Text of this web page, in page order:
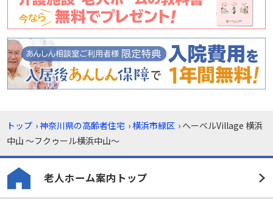
トップ ›神奈川県の高齢者住宅 ›横浜市緑区 › ヘーベルVillage 横浜
中山 〜フクゥール横浜中山〜
老人ホーム案内トップ